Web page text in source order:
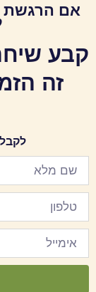
אם הרגשת
קבע
זה